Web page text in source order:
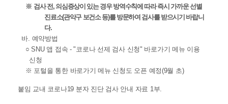
※ 검사 전, 의심증상이 있는 경우 방역수칙에 따라 즉시 가까운 선별
진료소(관악구 보건소 등)를 방문하여 검사를 받으시기 바랍니
다.
바. 예약방법
○ SNU 앱 접속 - "코로나 선제 검사 신청" 바로가기 메뉴 이용
신청
※ 포털을 통한 바로가기 메뉴 신청도 오픈 예정(9월 초)
붙임 교내 코로나19 분자 진단 검사 안내 자료 1부.